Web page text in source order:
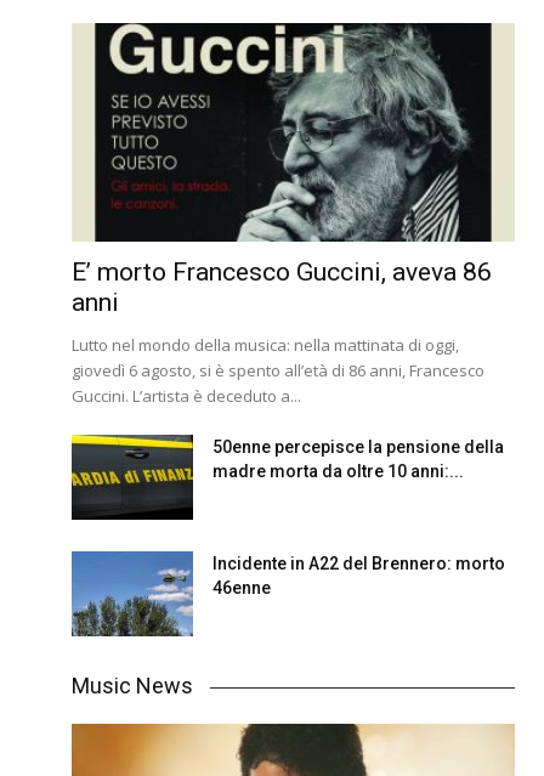
E’ morto Francesco Guccini, aveva 86
anni
Lutto nel mondo della musica: nella mattinata di oggi,
giovedì 6 agosto, si è spento all’età di 86 anni, Francesco
Guccini. L’artista è deceduto a...
50enne percepisce la pensione della
madre morta da oltre 10 anni:...
Incidente in A22 del Brennero: morto
46enne
Music News